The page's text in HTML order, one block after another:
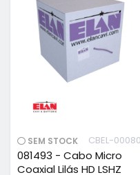
SEM STOCK CBEL-00080
081493 - Cabo Micro
Coaxial Lilás HD LSHZ